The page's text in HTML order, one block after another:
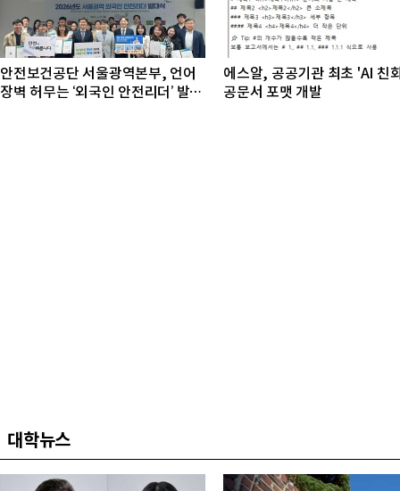
안전보건공단 서울광역본부, 언어
장벽 허무는 ‘외국인 안전리더’ 발대
에스알, 공공기관 최초 'AI 친
공문서 포맷 개발
대학뉴스